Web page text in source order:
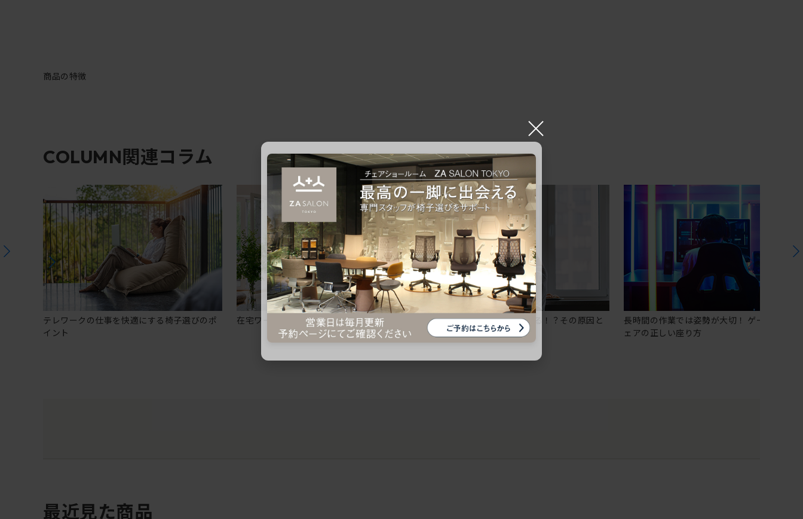
商品の特徴
COLUMN関連コラム
テレワークの仕事を快適にする椅子選びのポ
イント
在宅ワークにおすすめのオフィスチェア5選
椅子に座っているのに疲れる！？その原因と
疲れにくいチェアの選び方
長時間の作業では姿勢が大切！ ゲーミングチ
ェアの正しい座り方
最近見た商品
×